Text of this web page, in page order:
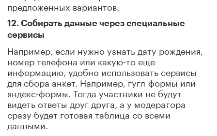
предложенных вариантов.
12. Собирать данные через специальные
сервисы
Например, если нужно узнать дату рождения,
номер телефона или какую-то еще
информацию, удобно использовать сервисы
для сбора анкет. Например, гугл-формы или
яндекс-формы. Тогда участники не будут
видеть ответы друг друга, а у модератора
сразу будет готовая таблица со всеми
данными.